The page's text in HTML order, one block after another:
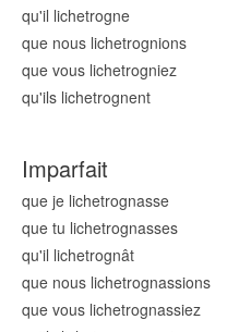
qu'il lichetrogne
que nous lichetrognions
que vous lichetrogniez
qu'ils lichetrognent
Imparfait
que je lichetrognasse
que tu lichetrognasses
qu'il lichetrognât
que nous lichetrognassions
que vous lichetrognassiez